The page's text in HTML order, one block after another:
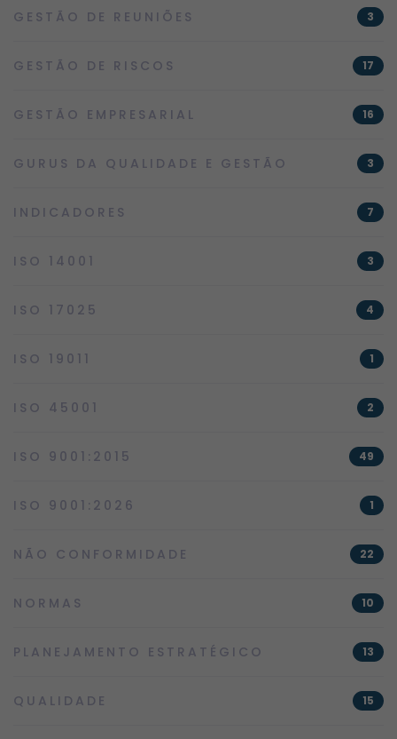
GESTÃO DE REUNIÕES 3
GESTÃO DE RISCOS 17
GESTÃO EMPRESARIAL 16
GURUS DA QUALIDADE E GESTÃO 3
INDICADORES 7
ISO 14001 3
ISO 17025 4
ISO 19011 1
ISO 45001 2
ISO 9001:2015 49
ISO 9001:2026 1
NÃO CONFORMIDADE 22
NORMAS 10
PLANEJAMENTO ESTRATÉGICO 13
QUALIDADE 15